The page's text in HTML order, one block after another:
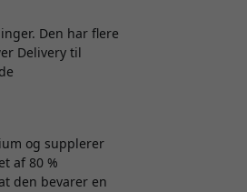
Den har flere
Delivery til
og supplerer
af 80 %
den bevarer en